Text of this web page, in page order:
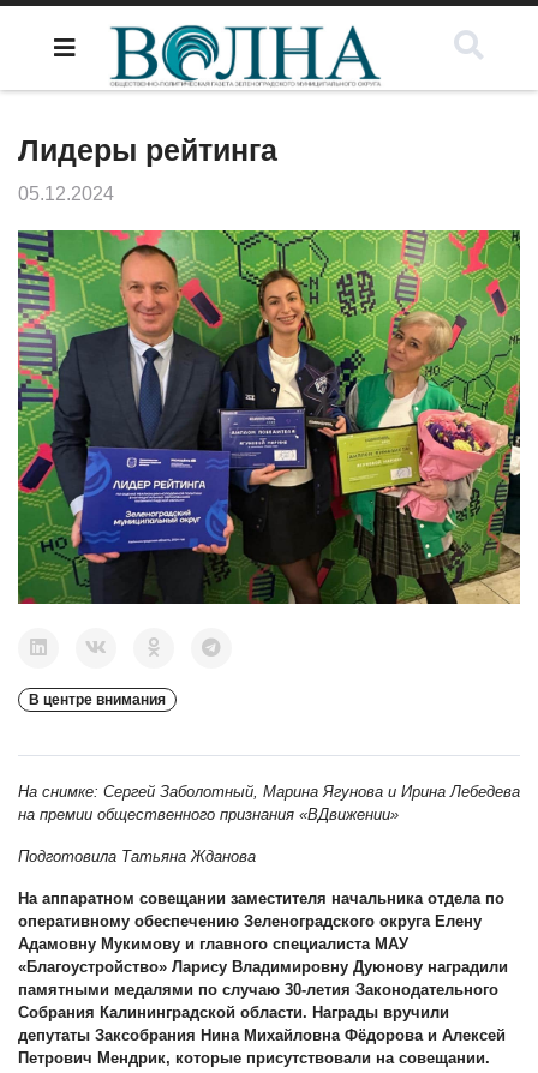
Лидеры рейтинга
05.12.2024
В центре внимания
На снимке: Сергей Заболотный, Марина Ягунова и Ирина Лебедева
на премии общественного признания «ВДвижении»
Подготовила Татьяна Жданова
На аппаратном совещании заместителя начальника отдела по
оперативному обеспечению Зеленоградского округа Елену
Адамовну Мукимову и главного специалиста МАУ
«Благоустройство» Ларису Владимировну Дуюнову наградили
памятными медалями по случаю 30-летия Законодательного
Собрания Калининградской области. Награды вручили
депутаты Заксобрания Нина Михайловна Фёдорова и Алексей
Петрович Мендрик, которые присутствовали на совещании.